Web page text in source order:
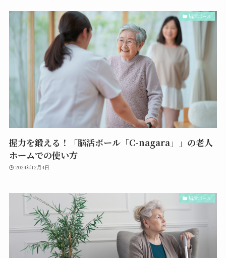
脳活ボール
握力を鍛える！「脳活ボール「C-nagara」」の老人
ホームでの使い方
2024年12月4日
脳活ボール